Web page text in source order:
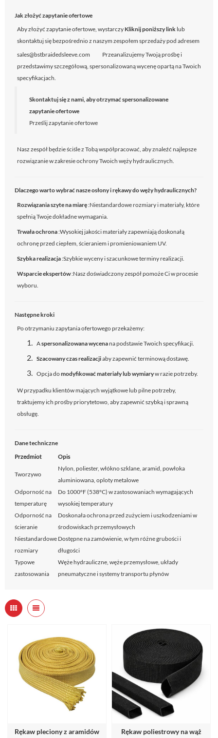
Jak złożyć zapytanie ofertowe
Aby złożyć zapytanie ofertowe, wystarczy Kliknij poniższy link lub
skontaktuj się bezpośrednio z naszym zespołem sprzedaży pod adresem
sales@bstbraidedsleeve.com
Przeanalizujemy Twoją prośbę i
przedstawimy szczegółową, spersonalizowaną wycenę opartą na Twoich
specyfikacjach.
Skontaktuj się z nami, aby otrzymać spersonalizowane
zapytanie ofertowe
Prześlij zapytanie ofertowe
Nasz zespół będzie ściśle z Tobą współpracować, aby znaleźć najlepsze
rozwiązanie w zakresie ochrony Twoich węży hydraulicznych.
Dlaczego warto wybrać nasze osłony i rękawy do węży hydraulicznych?
Rozwiązania szyte na miarę:Niestandardowe rozmiary i materiały, które
spełnią Twoje dokładne wymagania.
Trwała ochrona:Wysokiej jakości materiały zapewniają doskonałą
ochronę przed ciepłem, ścieraniem i promieniowaniem UV.
Szybka realizacja:Szybkie wyceny i szacunkowe terminy realizacji.
Wsparcie ekspertów:Nasz doświadczony zespół pomoże Ci w procesie
wyboru.
Następne kroki
Po otrzymaniu zapytania ofertowego przekażemy:
Aspersonalizowana wycenana podstawie Twoich specyfikacji.
Szacowany czas realizacjiaby zapewnić terminową dostawę.
Opcja domodyfikować materiały lub wymiaryw razie potrzeby.
W przypadku klientów mających wyjątkowe lub pilne potrzeby,
traktujemy ich prośby priorytetowo, aby zapewnić szybką i sprawną
obsługę.
Dane techniczne
Przedmiot
Opis
Tworzywo
Nylon, poliester, włókno szklane, aramid, powłoka
aluminiowana, oploty metalowe
Odporność na
temperaturę
Do 1000°F (538°C) w zastosowaniach wymagających
wysokiej temperatury
Odporność na
ścieranie
Doskonała ochrona przed zużyciem i uszkodzeniami w
środowiskach przemysłowych
Niestandardowe
rozmiary
Dostępne na zamówienie, w tym różne grubości i
długości
Typowe
zastosowania
Węże hydrauliczne, węże przemysłowe, układy
pneumatyczne i systemy transportu płynów
Rękaw pleciony z aramidów
Rękaw poliestrowy na wąż